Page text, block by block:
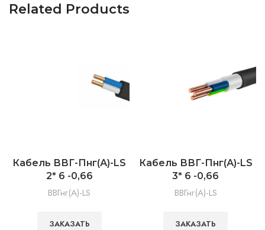
Related Products
Кабель ВВГ-Пнг(А)-LS
2* 6 -0,66
ВВГнг(А)-LS
ЗАКАЗАТЬ
Кабель ВВГ-Пнг(А)-LS
3* 6 -0,66
ВВГнг(А)-LS
ЗАКАЗАТЬ